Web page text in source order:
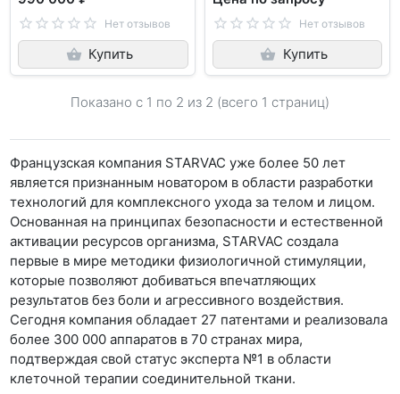
Нет отзывов
Купить
Нет отзывов
Купить
Показано с 1 по 2 из 2 (всего 1 страниц)
Французская компания STARVAC уже более 50 лет
является признанным новатором в области разработки
технологий для комплексного ухода за телом и лицом.
Основанная на принципах безопасности и естественной
активации ресурсов организма, STARVAC создала
первые в мире методики физиологичной стимуляции,
которые позволяют добиваться впечатляющих
результатов без боли и агрессивного воздействия.
Сегодня компания обладает 27 патентами и реализовала
более 300 000 аппаратов в 70 странах мира,
подтверждая свой статус эксперта №1 в области
клеточной терапии соединительной ткани.